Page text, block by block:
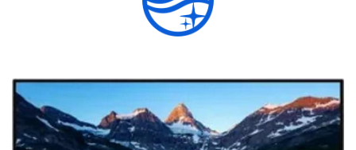
Hard Disk-uri laptop
Baterii laptop
Componente REFURBISHED Laptop
Hard Disk-uri Refurbished